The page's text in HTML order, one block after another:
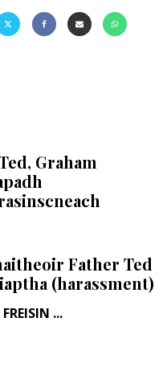
Graham
Father Ted
(harassment)
...